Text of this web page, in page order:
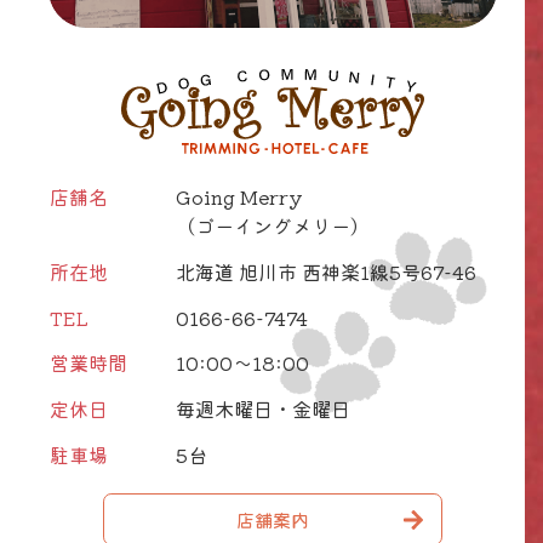
店舗名
Going Merry
（ゴーイングメリー）
所在地
北海道 旭川市 西神楽1線5号67-46
TEL
0166-66-7474
営業時間
10:00～18:00
定休日
毎週木曜日・金曜日
駐車場
5台
店舗案内